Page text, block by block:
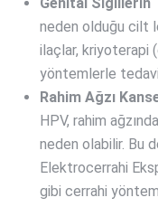
neden olduğu cilt
ilaçlar, kriyoterapi
yöntemlerle
Rahim Ağzı
HPV, rahim
neden olabilir. Bu
Elektrocerrahi
gibi cerrahi